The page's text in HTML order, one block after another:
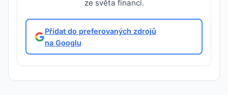
ze světa financí.
Přidat do preferovaných zdrojů
na Googlu